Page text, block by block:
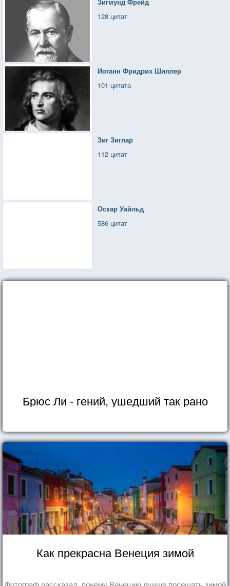
128 цитат
Иоганн Фридрих Шиллер
101 цитата
Зиг Зиглар
112 цитат
Оскар Уайльд
586 цитат
Брюс Ли - гений, ушедший так рано
Как прекрасна Венеция зимой